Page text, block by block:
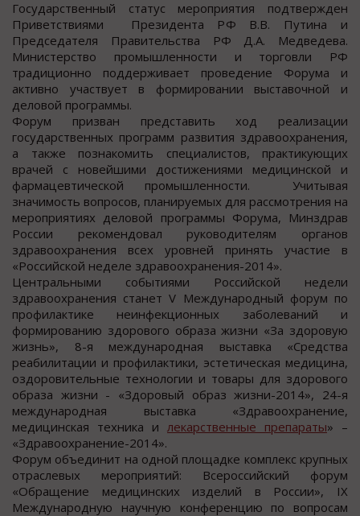
Государственный статус мероприятия подтвержден
Приветствиями Президента РФ В.В. Путина и
Председателя Правительства РФ Д.А. Медведева.
Министерство промышленности и торговли РФ
традиционно поддерживает проведение Форума и
активно участвует в формировании выставочной и
деловой программы.
Форум призван представить ход реализации
государственных программ развития здравоохранения,
а также познакомить специалистов, практикующих
врачей с новейшими достижениями медицинской и
фармацевтической промышленности. Учитывая
значимость вопросов, планируемых для рассмотрения на
мероприятиях деловой программы Форума, Минздрав
России рекомендовал руководителям органов
здравоохранения всех уровней принять участие в
«Российской неделе здравоохранения-2014».
Центральными событиями Российской недели
здравоохранения станет V Международный форум по
профилактике неинфекционных заболеваний и
формированию здорового образа жизни «За здоровую
жизнь», 8-я международная выставка «Средства
реабилитации и профилактики, эстетическая медицина,
оздоровительные технологии и товары для здорового
образа жизни - «Здоровый образ жизни-2014», 24-я
международная выставка «Здравоохранение,
медицинская техника и лекарственные препараты» –
«Здравоохранение-2014».
Форум объединит на одной площадке комплекс крупных
отраслевых мероприятий: Всероссийский форум
«Обращение медицинских изделий в России», IX
Международную научную конференцию по вопросам